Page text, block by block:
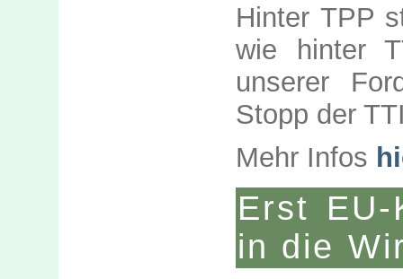
Hinter TPP
wie hinter
unserer
Stopp der
Mehr Infos
Erst
in die